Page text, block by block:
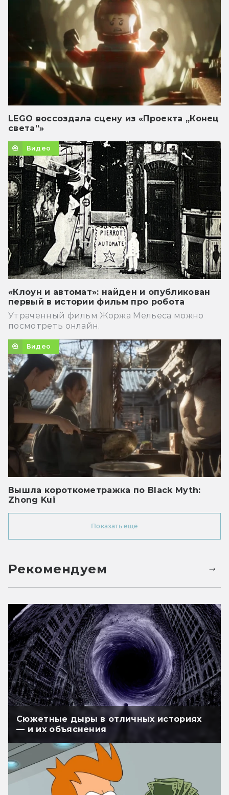
LEGO воссоздала сцену из «Проекта „Конец
света“»
Видео
«Клоун и автомат»: найден и опубликован
первый в истории фильм про робота
Утраченный фильм Жоржа Мельеса можно
посмотреть онлайн.
Видео
Вышла короткометражка по Black Myth:
Zhong Kui
Показать ещё
Рекомендуем
Сюжетные дыры в отличных историях
— и их объяснения